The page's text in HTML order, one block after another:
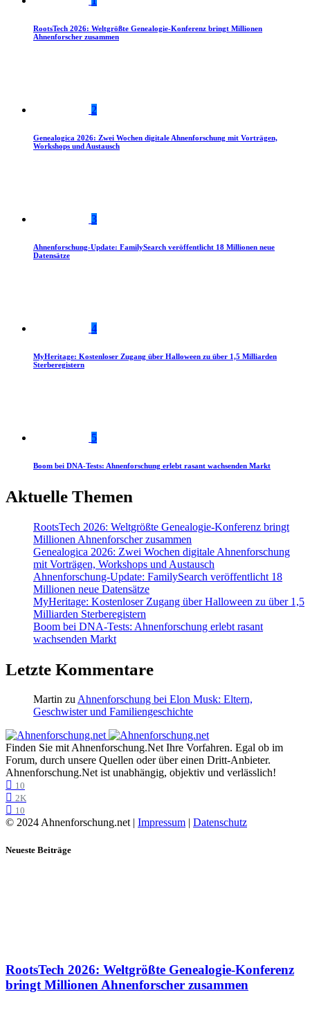
RootsTech 2026: Weltgrößte Genealogie-Konferenz bringt Millionen
Ahnenforscher zusammen
2
Genealogica 2026: Zwei Wochen digitale Ahnenforschung mit Vorträgen,
Workshops und Austausch
3
Ahnenforschung-Update: FamilySearch veröffentlicht 18 Millionen neue
Datensätze
4
MyHeritage: Kostenloser Zugang über Halloween zu über 1,5 Milliarden
Sterberegistern
5
Boom bei DNA-Tests: Ahnenforschung erlebt rasant wachsenden Markt
Aktuelle Themen
RootsTech 2026: Weltgrößte Genealogie-Konferenz bringt
Millionen Ahnenforscher zusammen
Genealogica 2026: Zwei Wochen digitale Ahnenforschung
mit Vorträgen, Workshops und Austausch
Ahnenforschung-Update: FamilySearch veröffentlicht 18
Millionen neue Datensätze
MyHeritage: Kostenloser Zugang über Halloween zu über 1,5
Milliarden Sterberegistern
Boom bei DNA-Tests: Ahnenforschung erlebt rasant
wachsenden Markt
Letzte Kommentare
Martin zu Ahnenforschung bei Elon Musk: Eltern,
Geschwister und Familiengeschichte
Finden Sie mit Ahnenforschung.Net Ihre Vorfahren. Egal ob im
Forum, durch unsere Quellen oder über einen Dritt-Anbieter.
Ahnenforschung.Net ist unabhängig, objektiv und verlässlich!
10
2K
10
© 2024 Ahnenforschung.net | Impressum | Datenschutz
Neueste Beiträge
RootsTech 2026: Weltgrößte Genealogie-Konferenz
bringt Millionen Ahnenforscher zusammen